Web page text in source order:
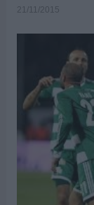
21/11/2015